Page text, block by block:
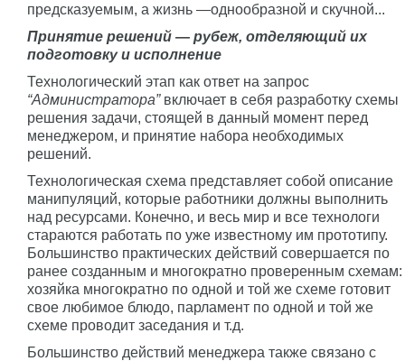
предсказуемым, а жизнь —однообразной и скучной...
Принятие решений — рубеж, отделяющий их
подготовку и исполнение
Технологический этап как ответ на запрос
“Администратора”включает в себя разработку схемы
решения задачи, стоящей в данный момент перед
менеджером, и принятие набора необходимых
решений.
Технологическая схема представляет собой описание
манипуляций, которые работники должны выполнить
над ресурсами. Конечно, и весь мир и все технологи
стараются работать по уже известному им прототипу.
Большинство практических действий совершается по
ранее созданным и многократно проверенным схемам:
хозяйка многократно по одной и той же схеме готовит
свое любимое блюдо, парламент по одной и той же
схеме проводит заседания и т.д.
Большинство действий менеджера также связано с